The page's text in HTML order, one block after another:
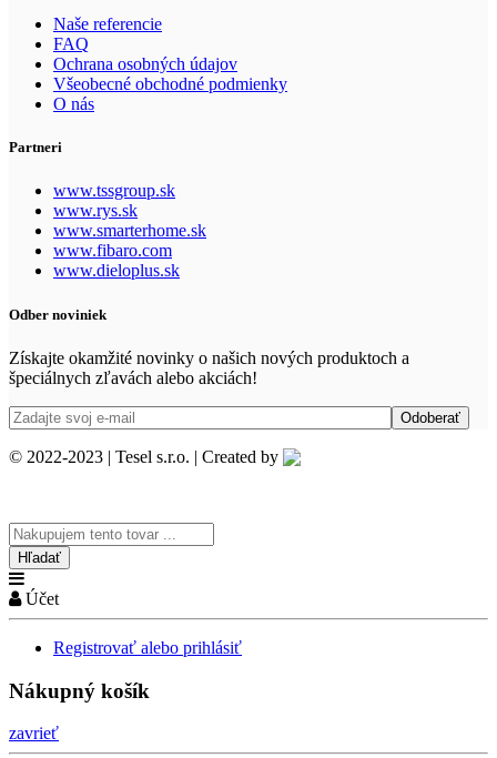
Naše referencie
FAQ
Ochrana osobných údajov
Všeobecné obchodné podmienky
O nás
Partneri
www.tssgroup.sk
www.rys.sk
www.smarterhome.sk
www.fibaro.com
www.dieloplus.sk
Odber noviniek
Získajte okamžité novinky o našich nových produktoch a
špeciálnych zľavách alebo akciách!
© 2022-2023 | Tesel s.r.o. | Created by
Search
here
Účet
Registrovať alebo prihlásiť
Nákupný košík
zavrieť